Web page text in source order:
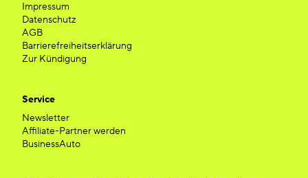
Impressum
Datenschutz
AGB
Barrierefreiheitserklärung
Zur Kündigung
Service
Newsletter
Affiliate-Partner werden
BusinessAuto